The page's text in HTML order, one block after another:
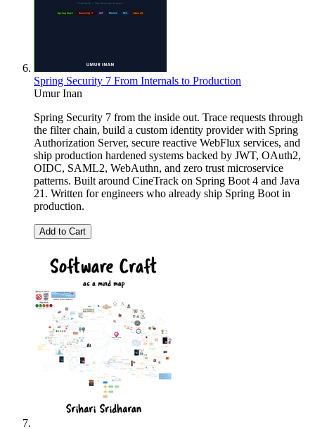
Spring Security 7 From Internals to Production
Umur Inan
Spring Security 7 from the inside out. Trace requests through
the filter chain, build a custom identity provider with Spring
Authorization Server, secure reactive WebFlux services, and
ship production hardened systems backed by JWT, OAuth2,
OIDC, SAML2, WebAuthn, and zero trust microservice
patterns. Built around CineTrack on Spring Boot 4 and Java
21. Written for engineers who already ship Spring Boot in
production.
Add to Cart